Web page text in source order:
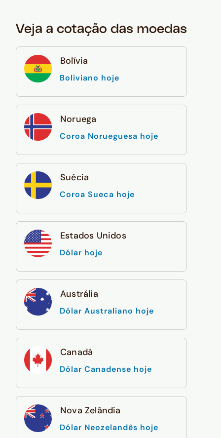
Veja a cotação das moedas
Bolívia
Boliviano hoje
Noruega
Coroa Norueguesa hoje
Suécia
Coroa Sueca hoje
Estados Unidos
Dólar hoje
Austrália
Dólar Australiano hoje
Canadá
Dólar Canadense hoje
Nova Zelândia
Dólar Neozelandês hoje